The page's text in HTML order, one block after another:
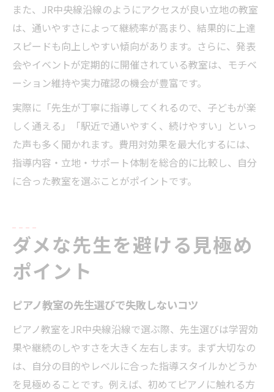
また、JR中央線沿線のようにアクセスが良い立地の教室
は、通いやすさによって継続率が高まり、結果的に上達
スピードも向上しやすい傾向があります。さらに、発表
会やイベントが定期的に開催されている教室は、モチベ
ーション維持や実力確認の機会が豊富です。
実際に「先生が丁寧に指導してくれるので、子どもが楽
しく通える」「駅近で通いやすく、続けやすい」といっ
た声も多く聞かれます。費用対効果を最大化するには、
指導内容・立地・サポート体制を総合的に比較し、自分
に合った教室を選ぶことがポイントです。
ダメな先生を避ける見極め
ポイント
ピアノ教室の先生選びで失敗しないコツ
ピアノ教室をJR中央線沿線で選ぶ際、先生選びは学習効
果や継続のしやすさを大きく左右します。まず大切なの
は、自分の目的やレベルに合った指導スタイルかどうか
を見極めることです。例えば、初めてピアノに触れる方